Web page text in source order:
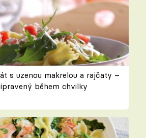
s uzenou makrelou a rajčaty –
během chvilky